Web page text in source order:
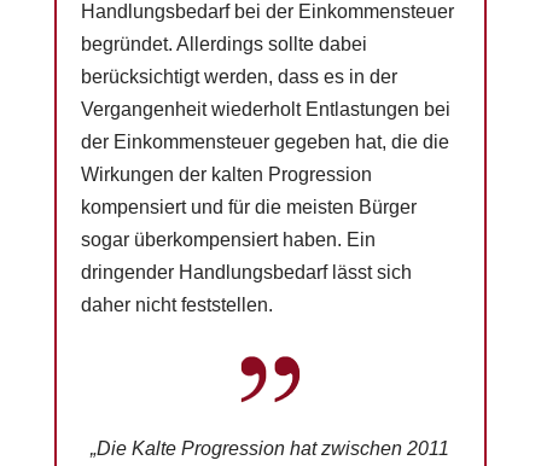
Handlungsbedarf bei der Einkommensteuer
begründet. Allerdings sollte dabei
berücksichtigt werden, dass es in der
Vergangenheit wiederholt Entlastungen bei
der Einkommensteuer gegeben hat, die die
Wirkungen der kalten Progression
kompensiert und für die meisten Bürger
sogar überkompensiert haben. Ein
dringender Handlungsbedarf lässt sich
daher nicht feststellen.
„Die Kalte Progression hat zwischen 2011